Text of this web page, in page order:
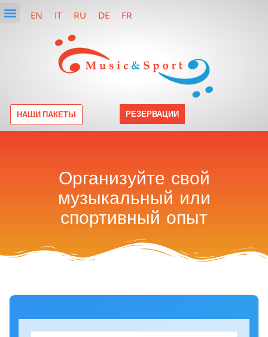
EN IT RU DE FR
НАШИ ПАКЕТЫ РЕЗЕРВАЦИИ
Организуйте свой
музыкальный или
спортивный опыт